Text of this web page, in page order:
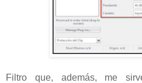
Filtro que, además, me